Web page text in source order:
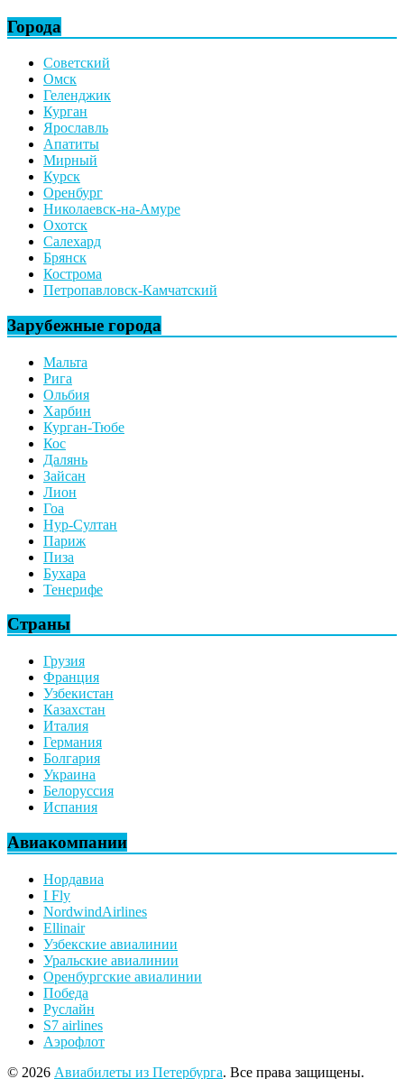
Города
Советский
Омск
Геленджик
Курган
Ярославль
Апатиты
Мирный
Курск
Оренбург
Николаевск-на-Амуре
Охотск
Салехард
Брянск
Кострома
Петропавловск-Камчатский
Зарубежные города
Мальта
Рига
Ольбия
Харбин
Курган-Тюбе
Кос
Далянь
Зайсан
Лион
Гоа
Нур-Султан
Париж
Пиза
Бухара
Тенерифе
Страны
Грузия
Франция
Узбекистан
Казахстан
Италия
Германия
Болгария
Украина
Белоруссия
Испания
Авиакомпании
Нордавиа
I Fly
NordwindAirlines
Ellinair
Узбекские авиалинии
Уральские авиалинии
Оренбургские авиалинии
Победа
Руслайн
S7 airlines
Аэрофлот
© 2026 Авиабилеты из Петербурга. Все права защищены.